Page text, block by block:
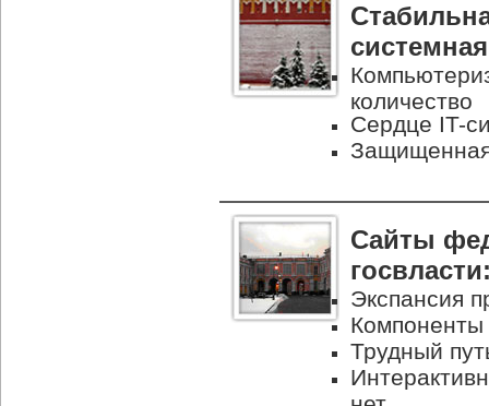
количество
Сердце IT-
Сайты
Экспансия
Трудный
нет